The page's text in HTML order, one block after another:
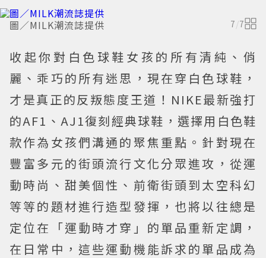
圖／MILK潮流誌提供 7/7
收起你對白色球鞋女孩的所有清純、俏
麗、乖巧的所有迷思，現在穿白色球鞋，
才是真正的反叛態度王道！NIKE最新強打
的AF1、AJ1復刻經典球鞋，選擇用白色鞋
款作為女孩們溝通的聚焦重點。針對現在
豐富多元的街頭流行文化分眾進攻，從運
動時尚、甜美個性、前衛街頭到太空科幻
等等的題材進行造型發揮，也將以往總是
定位在「運動時才穿」的單品重新定調，
在日常中，這些運動機能訴求的單品成為